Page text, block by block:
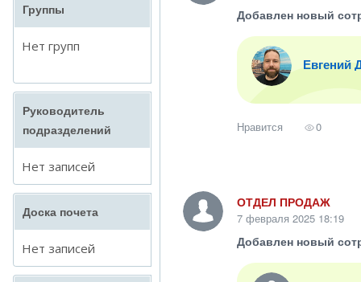
Группы
Нет групп
Руководитель
подразделений
Нет записей
Доска почета
Нет записей
Добавлен новый
Евгений
Нравится 0
ОТДЕЛ ПРОДАЖ
7 февраля 2025 18:19
Добавлен новый